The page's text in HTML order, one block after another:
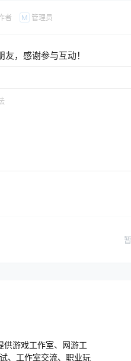
者 M 管理员
友，感谢参与互动！
供游戏工作室、网游工
、工作室交流、职业玩